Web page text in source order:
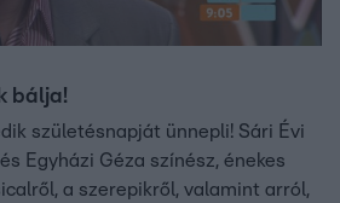
bálja!
születésnapját ünnepli! Sári Évi
Egyházi Géza színész, énekes
a szerepikről, valamint arról,